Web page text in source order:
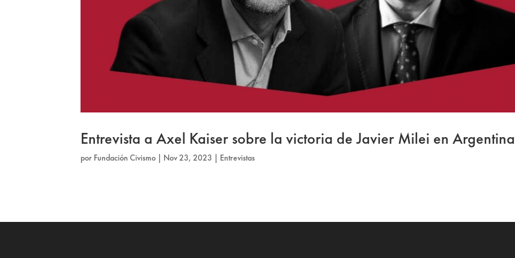
Entrevista a Axel Kaiser sobre la victoria de Javier Milei en Argentina
por Fundación Civismo | Nov 23, 2023 | Entrevistas